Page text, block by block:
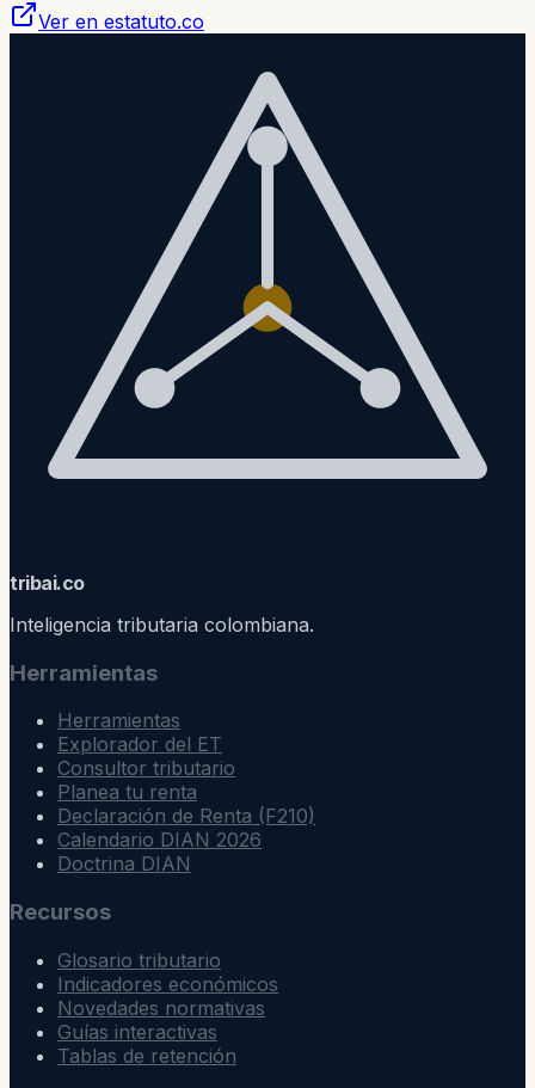
Ver en estatuto.co
tribai.co
Inteligencia tributaria colombiana.
Herramientas
Herramientas
Explorador del ET
Consultor tributario
Planea tu renta
Declaración de Renta (F210)
Calendario DIAN 2026
Doctrina DIAN
Recursos
Glosario tributario
Indicadores económicos
Novedades normativas
Guías interactivas
Tablas de retención